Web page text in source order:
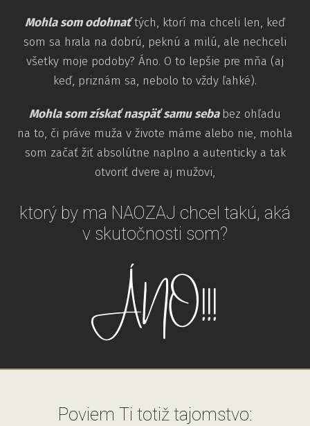
Mohla som odohnať tých, ktorí ma chceli len, keď
som sa hrala na dobrú, peknú a milú, ale nechceli
všetky moje podoby? Áno. O to lepšie pre mňa (aj
keď, priznám sa, nebolo to vždy ľahké).
Mohla som získať naspäť samuseba bez ohľadu
na to, či práve muža v živote máme alebo nie, mohla
som začať žiť absolútne naplno a autenticky a tak
otvoriť dvere aj mužovi,
ktorý by ma NAOZAJ chcel takú, aká
v skutočnosti som?
ÁNO!!!
Poviem Ti totiž tajomstvo: